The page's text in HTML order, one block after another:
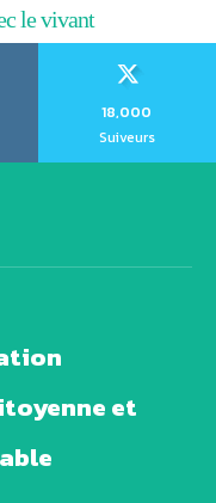
le vivant
18,000
Suiveurs
et